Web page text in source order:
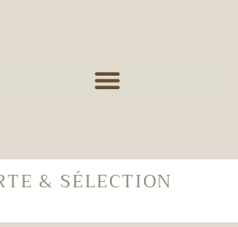
& SÉLECTION